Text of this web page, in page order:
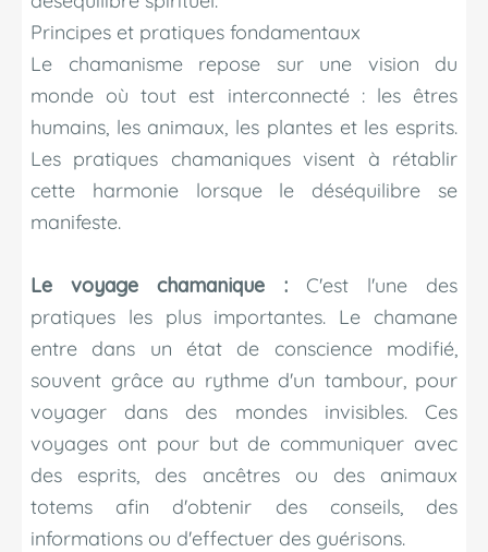
Principes et pratiques fondamentaux
Le chamanisme repose sur une vision du
monde où tout est interconnecté : les êtres
humains, les animaux, les plantes et les esprits.
Les pratiques chamaniques visent à rétablir
cette harmonie lorsque le déséquilibre se
manifeste.
Le voyage chamanique :C'est l'une des
pratiques les plus importantes. Le chamane
entre dans un état de conscience modifié,
souvent grâce au rythme d'un tambour, pour
voyager dans des mondes invisibles. Ces
voyages ont pour but de communiquer avec
des esprits, des ancêtres ou des animaux
totems afin d'obtenir des conseils, des
informations ou d'effectuer des guérisons.